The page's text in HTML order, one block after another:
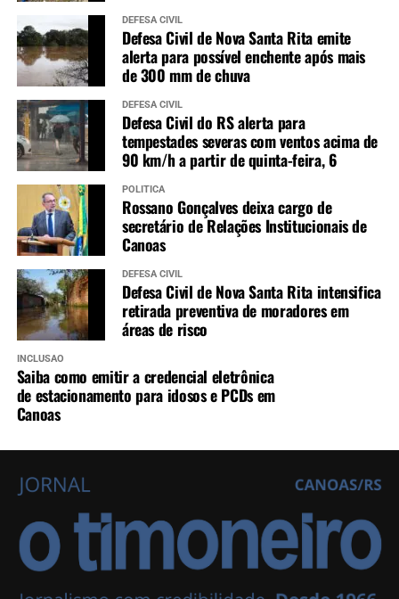
DEFESA CIVIL
Defesa Civil de Nova Santa Rita emite
alerta para possível enchente após mais
de 300 mm de chuva
DEFESA CIVIL
Defesa Civil do RS alerta para
tempestades severas com ventos acima de
90 km/h a partir de quinta-feira, 6
POLÍTICA
Rossano Gonçalves deixa cargo de
secretário de Relações Institucionais de
Canoas
DEFESA CIVIL
Defesa Civil de Nova Santa Rita intensifica
retirada preventiva de moradores em
áreas de risco
INCLUSÃO
Saiba como emitir a credencial eletrônica
de estacionamento para idosos e PCDs em
Canoas